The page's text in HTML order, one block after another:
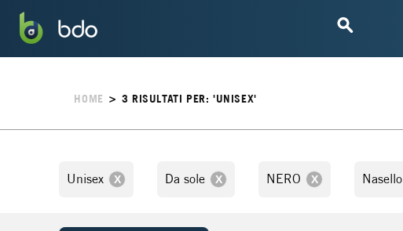
HOME > 3RISULTATI PER: 'UNISEX'
Unisex Da sole NERO Nasello